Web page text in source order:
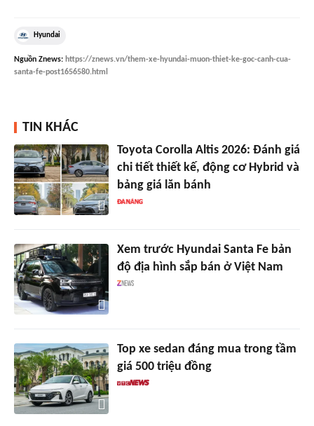
Hyundai
Nguồn Znews: https://znews.vn/them-xe-hyundai-muon-thiet-ke-goc-canh-cua-
santa-fe-post1656580.html
TIN KHÁC
Toyota Corolla Altis 2026: Đánh giá
chi tiết thiết kế, động cơ Hybrid và
bảng giá lăn bánh
Xem trước Hyundai Santa Fe bản
độ địa hình sắp bán ở Việt Nam
Top xe sedan đáng mua trong tầm
giá 500 triệu đồng